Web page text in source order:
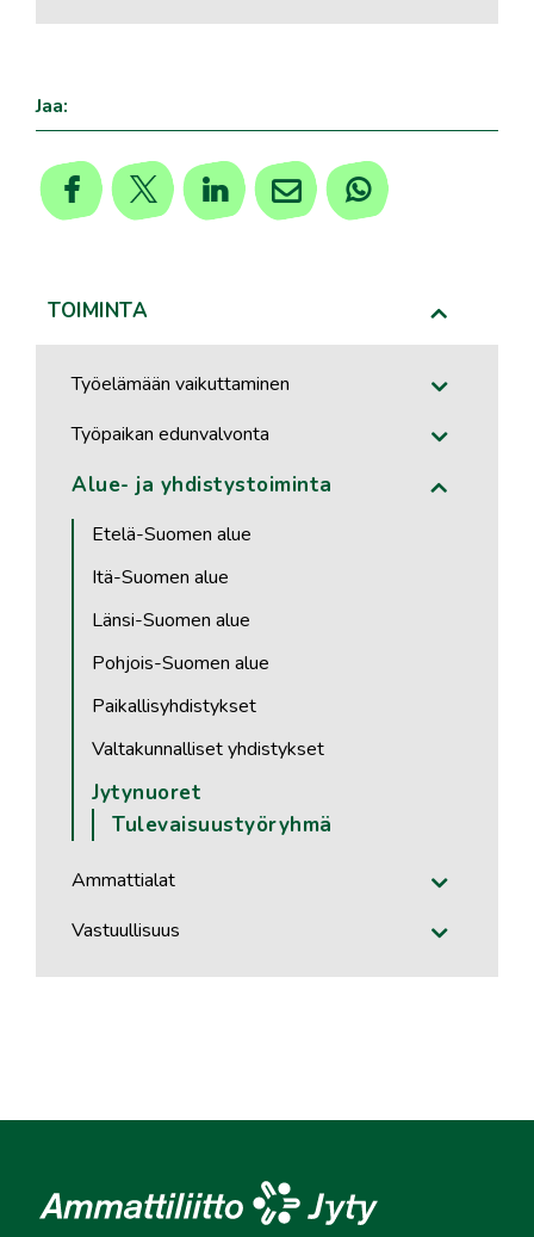
Jaa:
TOIMINTA
Työelämään vaikuttaminen
Työpaikan edunvalvonta
Alue- ja yhdistystoiminta
Etelä-Suomen alue
Itä-Suomen alue
Länsi-Suomen alue
Pohjois-Suomen alue
Paikallisyhdistykset
Valtakunnalliset yhdistykset
Jytynuoret
Tulevaisuustyöryhmä
Ammattialat
Vastuullisuus